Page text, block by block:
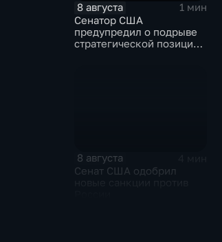
8 августа
1 мин
Сенатор США
предупредил о подрыве
стратегической позиции
8 августа
Сенат США одобрил